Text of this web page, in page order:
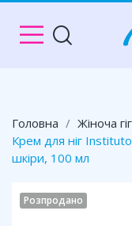
Головна Жіноча
Крем для ніг
шкіри, 100 мл
Розпродано